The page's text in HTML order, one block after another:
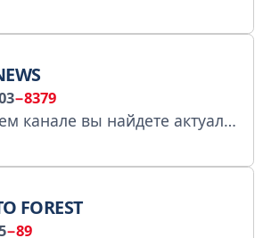
−8379
В нашем канале вы найдете актуальные новости и информацию о блокчейне и экосистеме TON. Присоединяйтесь к нам, чтобы быть в курсе всех изменений и развитий!
FOREST
−89